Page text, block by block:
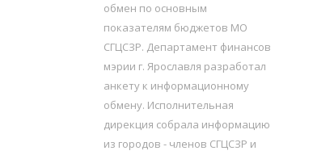
обмен по основным
показателям бюджетов МО
СГЦСЗР. Департамент финансов
мэрии г. Ярославля разработал
анкету к информационному
обмену. Исполнительная
дирекция собрала информацию
из городов - членов СГЦСЗР и